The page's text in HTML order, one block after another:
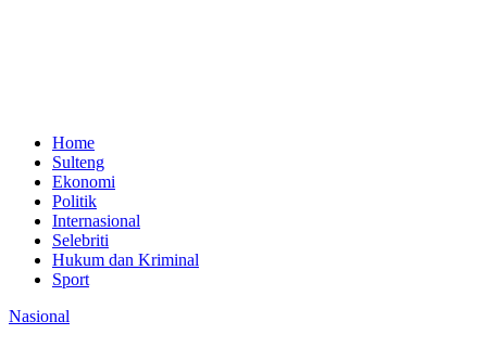
Home
Sulteng
Ekonomi
Politik
Internasional
Selebriti
Hukum dan Kriminal
Sport
Nasional